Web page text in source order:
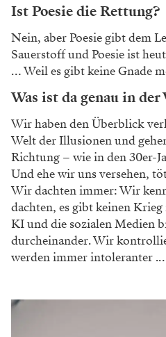
Ist Poesie die Rettung?
Nein, aber Poesie gibt dem
Sauerstoff und Poesie ist
… Weil es gibt keine Gnade
Was ist da genau in
Wir haben den Überblick
Welt der Illusionen und
Richtung – wie in den 30er-
Und ehe wir uns versehen,
Wir dachten immer: Wir
dachten, es gibtkeinen
KI unddie sozialen Medien
durcheinander. Wir
werden immer intoleranter